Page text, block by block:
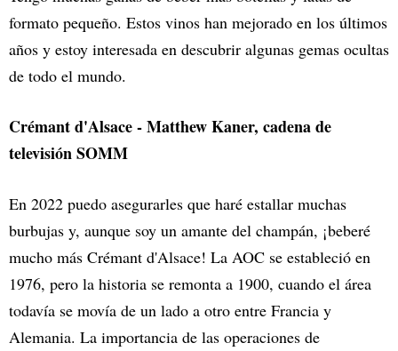
formato pequeño. Estos vinos han mejorado en los últimos
años y estoy interesada en descubrir algunas gemas ocultas
de todo el mundo.
Crémant d'Alsace - Matthew Kaner, cadena de
televisión SOMM
En 2022 puedo asegurarles que haré estallar muchas
burbujas y, aunque soy un amante del champán, ¡beberé
mucho más Crémant d'Alsace! La AOC se estableció en
1976, pero la historia se remonta a 1900, cuando el área
todavía se movía de un lado a otro entre Francia y
Alemania. La importancia de las operaciones de